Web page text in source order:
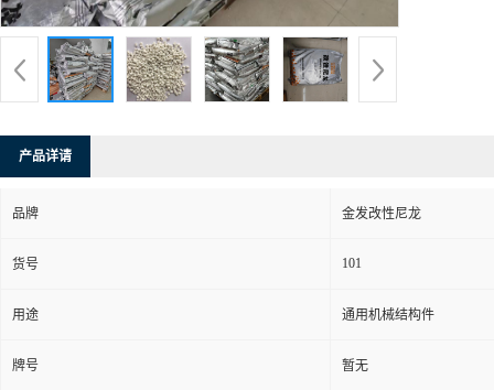
产品详请
品牌 金发改性尼龙
货号 101
用途 通用机械结构件
牌号 暂无